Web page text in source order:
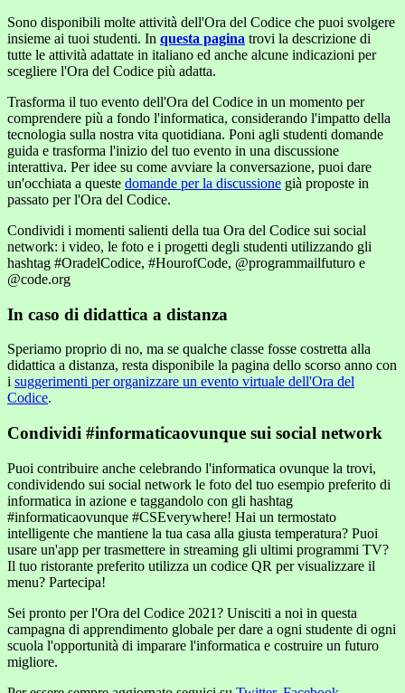
Sono disponibili molte attività dell'Ora del Codice che puoi svolgere
insieme ai tuoi studenti. In questa pagina trovi la descrizione di
tutte le attività adattate in italiano ed anche alcune indicazioni per
scegliere l'Ora del Codice più adatta.
Trasforma il tuo evento dell'Ora del Codice in un momento per
comprendere più a fondo l'informatica, considerando l'impatto della
tecnologia sulla nostra vita quotidiana. Poni agli studenti domande
guida e trasforma l'inizio del tuo evento in una discussione
interattiva. Per idee su come avviare la conversazione, puoi dare
un'occhiata a queste domande per la discussione già proposte in
passato per l'Ora del Codice.
Condividi i momenti salienti della tua Ora del Codice sui social
network: i video, le foto e i progetti degli studenti utilizzando gli
hashtag #OradelCodice, #HourofCode, @programmailfuturo e
@code.org
In caso di didattica a distanza
Speriamo proprio di no, ma se qualche classe fosse costretta alla
didattica a distanza, resta disponibile la pagina dello scorso anno con
i suggerimenti per organizzare un evento virtuale dell'Ora del
Codice.
Condividi #informaticaovunque sui social network
Puoi contribuire anche celebrando l'informatica ovunque la trovi,
condividendo sui social network le foto del tuo esempio preferito di
informatica in azione e taggandolo con gli hashtag
#informaticaovunque #CSEverywhere! Hai un termostato
intelligente che mantiene la tua casa alla giusta temperatura? Puoi
usare un'app per trasmettere in streaming gli ultimi programmi TV?
Il tuo ristorante preferito utilizza un codice QR per visualizzare il
menu? Partecipa!
Sei pronto per l'Ora del Codice 2021? Unisciti a noi in questa
campagna di apprendimento globale per dare a ogni studente di ogni
scuola l'opportunità di imparare l'informatica e costruire un futuro
migliore.